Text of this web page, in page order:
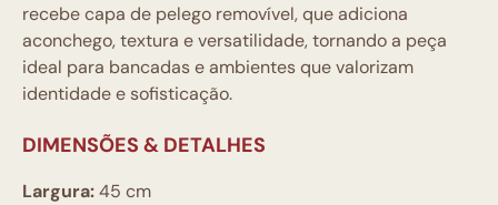
recebe capa de pelego removível, que adiciona
aconchego, textura e versatilidade, tornando a peça
ideal para bancadas e ambientes que valorizam
identidade e sofisticação.
DIMENSÕES & DETALHES
Largura:45 cm